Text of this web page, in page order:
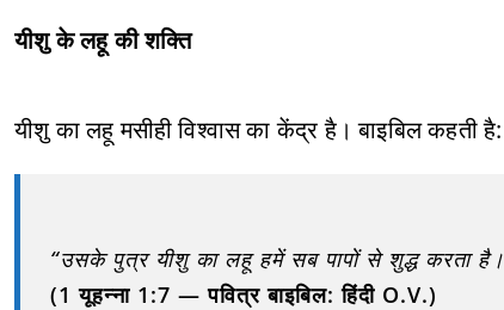
यीशु के लहू की शक्ति
यीशु का लहू मसीही विश्वास का केंद्र है। बाइबिल कहती है:
“उसके पुत्र यीशु का लहू हमें सब पापों से शुद्ध करता
(1 यूहन्ना 1:7 — पवित्र बाइबिल: हिंदी O.V.)